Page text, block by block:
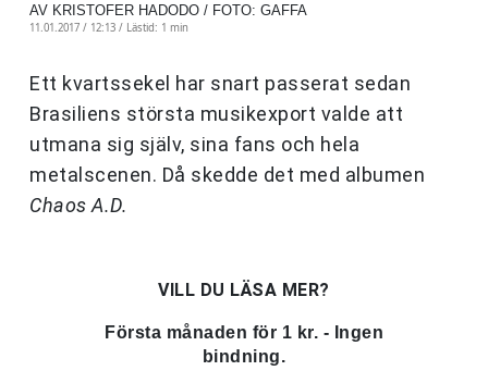
AV KRISTOFER HADODO / FOTO: GAFFA
11.01.2017 / 12:13 / Lästid: 1 min
Ett kvartssekel har snart passerat sedan
Brasiliens största musikexport valde att
utmana sig själv, sina fans och hela
metalscenen. Då skedde det med albumen
Chaos A.D.
VILL DU LÄSA MER?
Första månaden för 1 kr. - Ingen
bindning.